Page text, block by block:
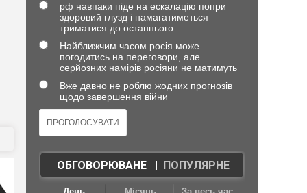
рф навпаки піде на ескалацію попри
здоровий глузд і намагатиметься
триматися до останнього
Найближчим часом росія може
погодитись на переговори, але
серйозних намірів росіяни не матимуть
Вже давно не роблю жодних прогнозів
щодо завершення війни
ОБГОВОРЮВАНЕ| ПОПУЛЯРНЕ